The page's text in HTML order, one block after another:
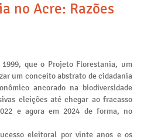
no Acre: Razões
que o Projeto Florestania, um
um conceito abstrato de cidadania
ancorado na biodiversidade
eleições até chegar ao fracasso
e agora em 2024 de forma, no
eleitoral por vinte anos e os